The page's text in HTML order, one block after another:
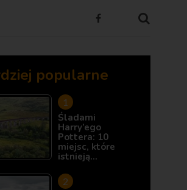
popularne
Śladami
Harry’ego
Pottera: 10
miejsc, które
istnieją…